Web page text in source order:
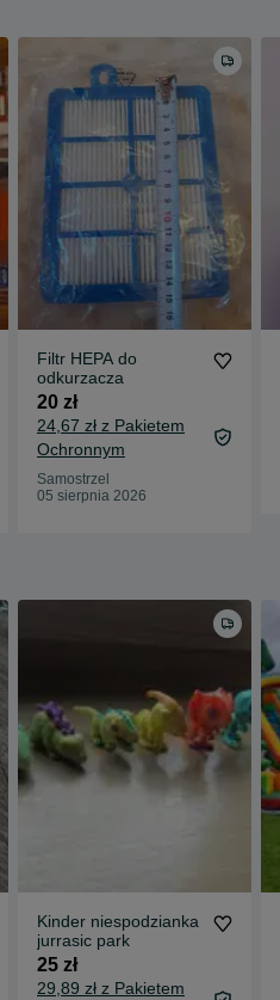
Filtr HEPA do
odkurzacza
20 zł
24,67 zł z Pakietem
Ochronnym
Samostrzel
05 sierpnia 2026
Kinder niespodzianka
jurrasic park
25 zł
29,89 zł z Pakietem